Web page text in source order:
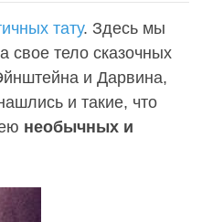
тату. Здесь мы
свое тело сказочных
и Дарвина,
и такие, что
необычных и